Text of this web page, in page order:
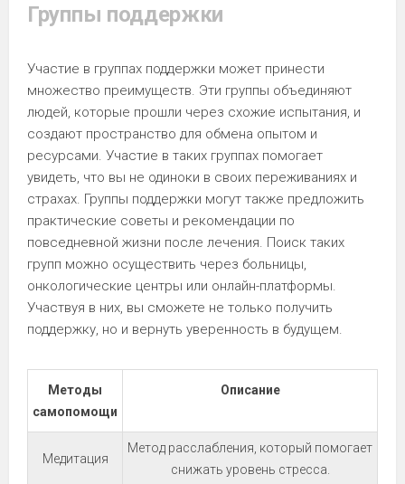
Группы поддержки
Участие в группах поддержки может принести
множество преимуществ. Эти группы объединяют
людей, которые прошли через схожие испытания, и
создают пространство для обмена опытом и
ресурсами. Участие в таких группах помогает
увидеть, что вы не одиноки в своих переживаниях и
страхах. Группы поддержки могут также предложить
практические советы и рекомендации по
повседневной жизни после лечения. Поиск таких
групп можно осуществить через больницы,
онкологические центры или онлайн-платформы.
Участвуя в них, вы сможете не только получить
поддержку, но и вернуть уверенность в будущем.
Методы
самопомощи
Описание
Медитация
Метод расслабления, который помогает
снижать уровень стресса.